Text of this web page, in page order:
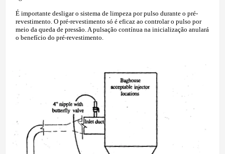
É importante desligar o sistema de limpeza por pulso durante o pré-
revestimento. O pré-revestimento só é eficaz ao controlar o pulso por
meio da queda de pressão. A pulsação contínua na inicialização anulará
o benefício do pré-revestimento.